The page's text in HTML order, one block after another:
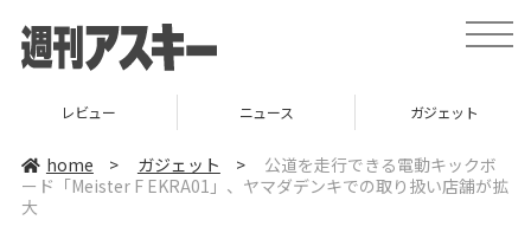
t
o
v
i
レビュー ニュース ガジェット
home > ガジェット >
公道を走行できる電動キックボ
ード「Meister F EKRA01」、ヤマダデンキでの取り扱い店舗が拡
大